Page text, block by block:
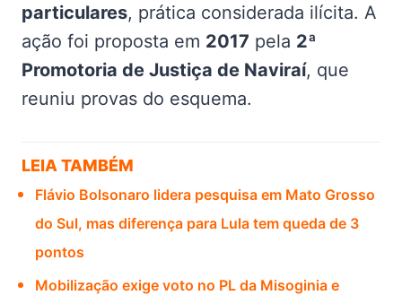
particulares, prática considerada ilícita. A
ação foi proposta em 2017 pela 2ª
Promotoria de Justiça de Naviraí, que
reuniu provas do esquema.
LEIA TAMBÉM
Flávio Bolsonaro lidera pesquisa em Mato Grosso
do Sul, mas diferença para Lula tem queda de 3
pontos
Mobilização exige voto no PL da Misoginia e